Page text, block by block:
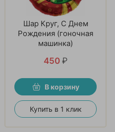
Шар Круг, С Днем
Рождения (гоночная
машинка)
450 ₽
В корзину
Купить в 1 клик